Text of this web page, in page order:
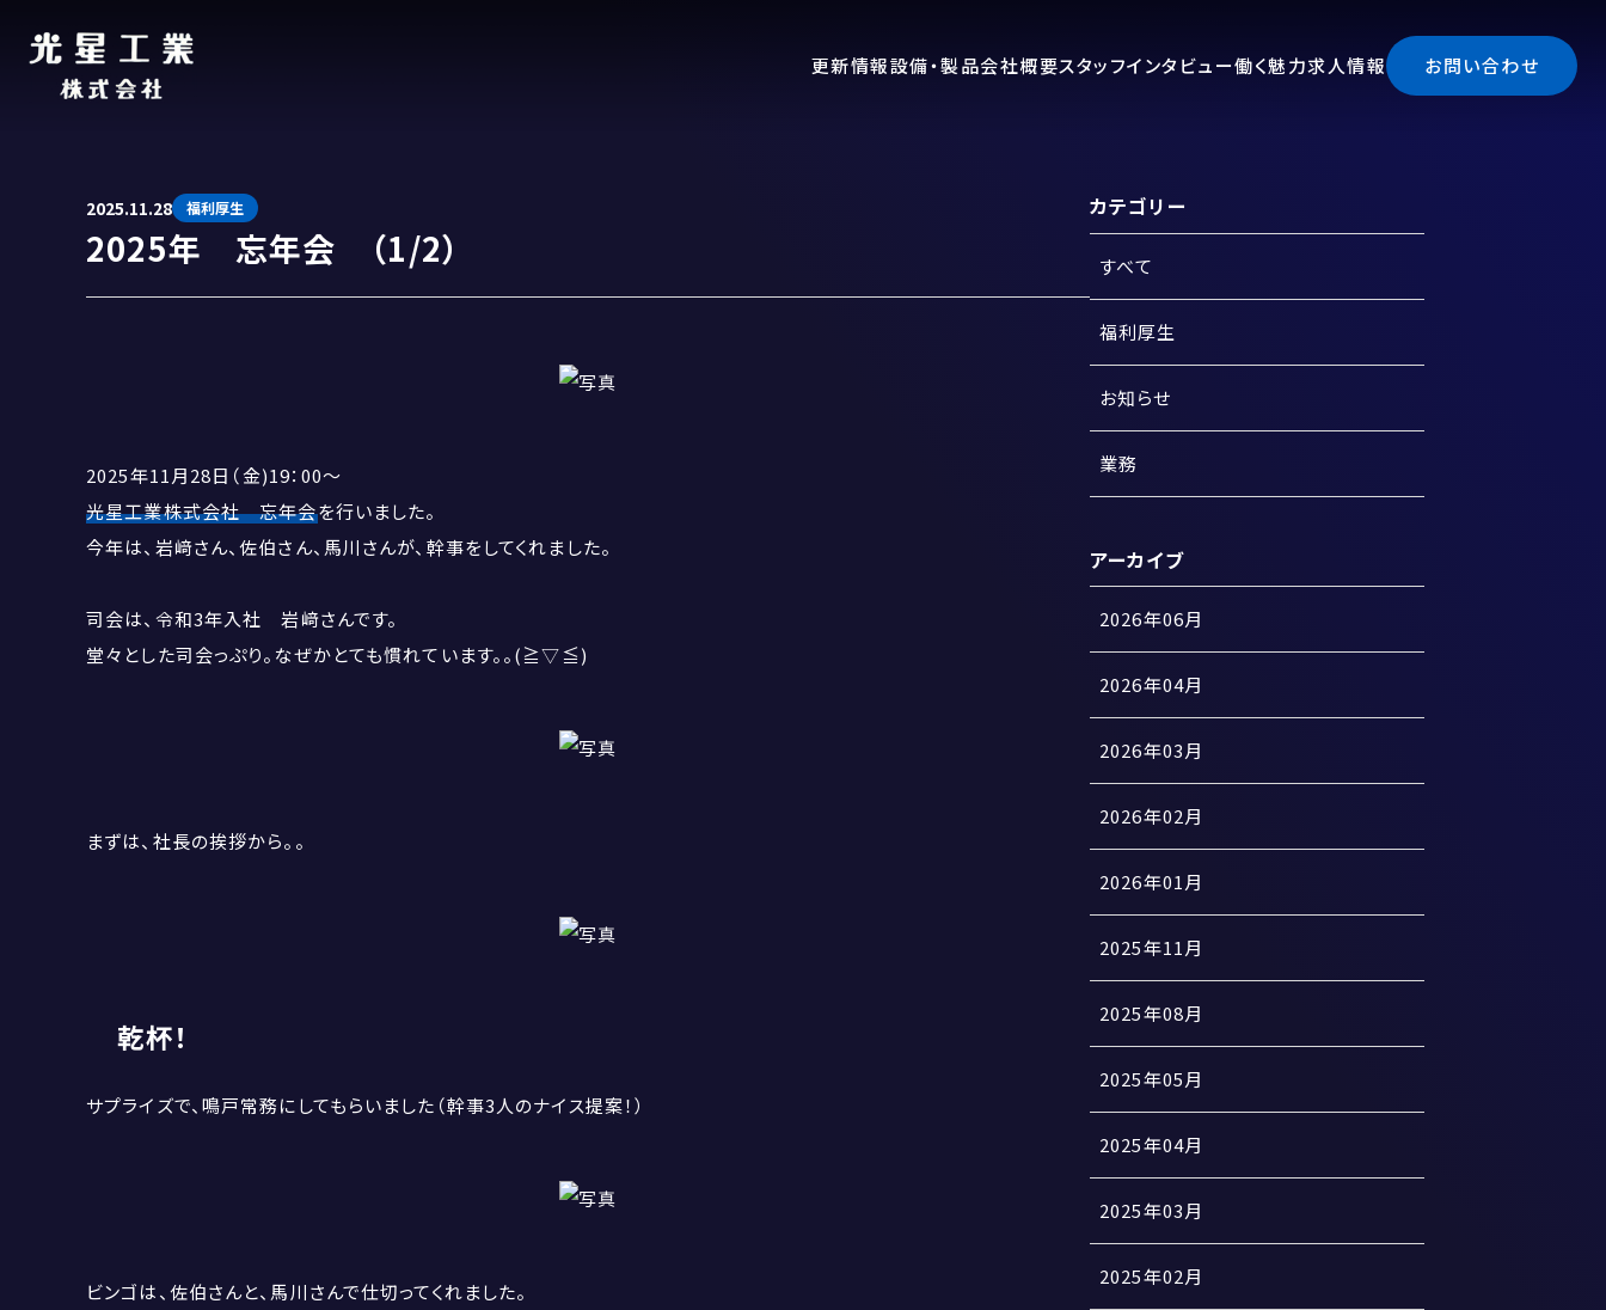
更新情報設備・製品会社概要スタッフインタビュー働く魅力求人情報 お問い合わせ
2025.11.28 福利厚生
2025年 忘年会 （1/2）
2025年11月28日（金)19：00～
光星工業株式会社 忘年会を行いました。
今年は、岩﨑さん、佐伯さん、馬川さんが、幹事をしてくれました。
司会は、令和3年入社 岩﨑さんです。
堂々とした司会っぷり。なぜかとても慣れています。。(≧▽≦)
まずは、社長の挨拶から。。
乾杯！
サプライズで、鳴戸常務にしてもらいました（幹事3人のナイス提案！）
ビンゴは、佐伯さんと、馬川さんで仕切ってくれました。
カテゴリー
すべて
福利厚生
お知らせ
業務
アーカイブ
2026年06月
2026年04月
2026年03月
2026年02月
2026年01月
2025年11月
2025年08月
2025年05月
2025年04月
2025年03月
2025年02月